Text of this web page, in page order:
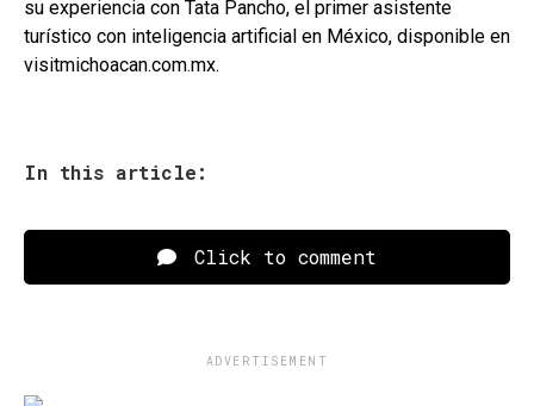
su experiencia con Tata Pancho, el primer asistente
turístico con inteligencia artificial en México, disponible en
visitmichoacan.com.mx.
In this article:
Click to comment
ADVERTISEMENT